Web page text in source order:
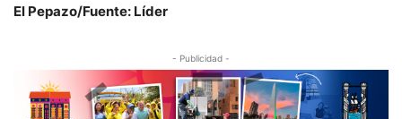
El Pepazo/Fuente: Líder
- Publicidad -